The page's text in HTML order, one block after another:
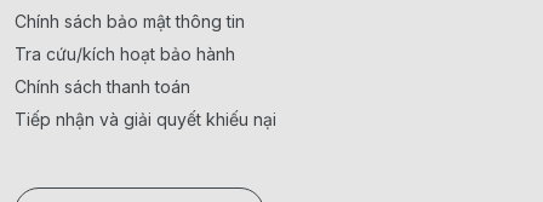
Chính sách bảo mật thông tin
Tra cứu/kích hoạt bảo hành
Chính sách thanh toán
Tiếp nhận và giải quyết khiếu nại